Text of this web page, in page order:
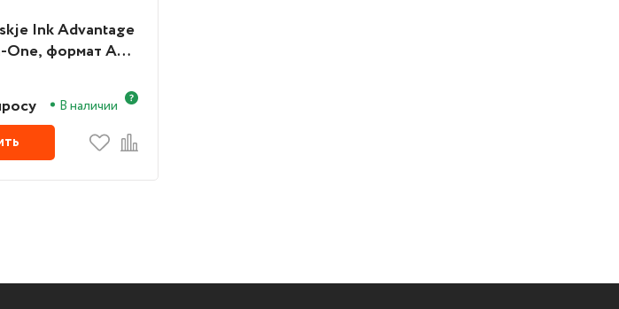
Ink Advantage
One, формат А4,
В наличии